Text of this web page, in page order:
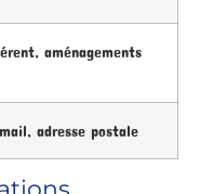
aménagements
adresse postale